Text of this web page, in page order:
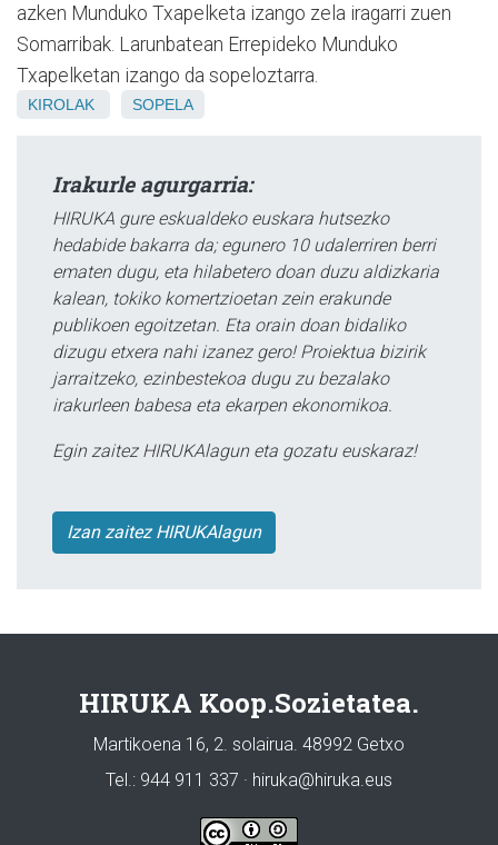
azken Munduko Txapelketa izango zela iragarri zuen
Somarribak. Larunbatean Errepideko Munduko
Txapelketan izango da sopeloztarra.
KIROLAK SOPELA
Irakurle agurgarria:
HIRUKA gure eskualdeko euskara hutsezko
hedabide bakarra da; egunero 10 udalerriren berri
ematen dugu, eta hilabetero doan duzu aldizkaria
kalean, tokiko komertzioetan zein erakunde
publikoen egoitzetan. Eta orain doan bidaliko
dizugu etxera nahi izanez gero! Proiektua bizirik
jarraitzeko, ezinbestekoa dugu zu bezalako
irakurleen babesa eta ekarpen ekonomikoa.
Egin zaitez HIRUKAlagun eta gozatu euskaraz!
Izan zaitez HIRUKAlagun
HIRUKA Koop.Sozietatea.
Martikoena 16, 2. solairua. 48992 Getxo
Tel.: 944 911 337 · hiruka@hiruka.eus